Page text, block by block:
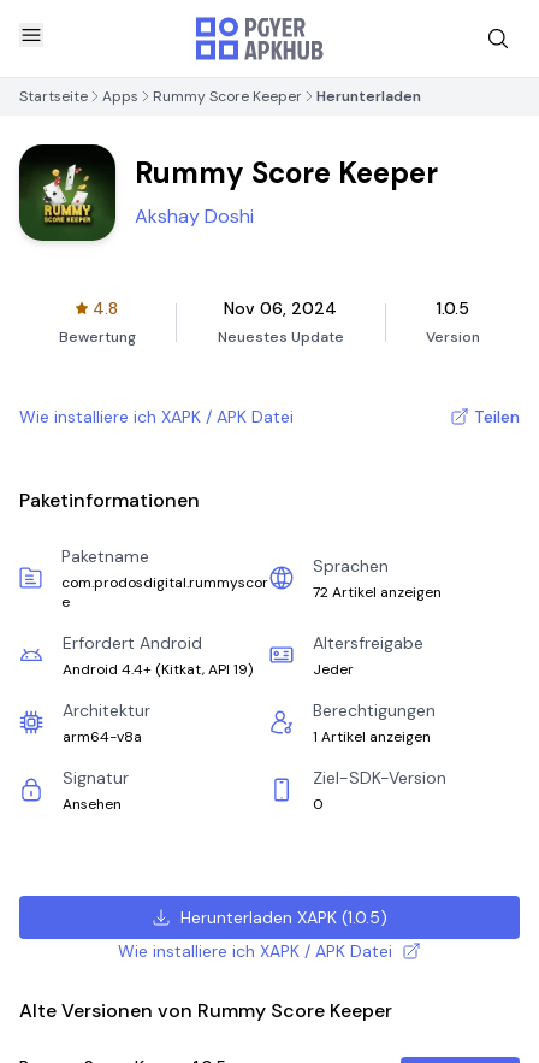
Startseite Apps Rummy Score Keeper Herunterladen
Rummy Score Keeper
Akshay Doshi
4.8
Bewertung
Nov 06, 2024
Neuestes Update
1.0.5
Version
Wie installiere ich XAPK / APK Datei Teilen
Paketinformationen
Paketname
com.prodosdigital.rummyscor
e
Sprachen
72 Artikel anzeigen
Erfordert Android
Android 4.4+ (Kitkat, API 19)
Altersfreigabe
Jeder
Architektur
arm64-v8a
Berechtigungen
1 Artikel anzeigen
Signatur
Ansehen
Ziel-SDK-Version
0
Herunterladen XAPK(1.0.5)
Wie installiere ich XAPK / APK Datei
Alte Versionen von Rummy Score Keeper